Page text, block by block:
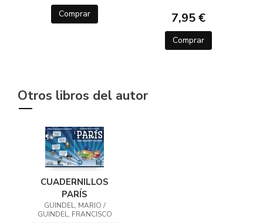
Comprar 7,95 €
Comprar
Otros libros del autor
CUADERNILLOS
PARÍS
GUINDEL, MARIO /
GUINDEL, FRANCISCO